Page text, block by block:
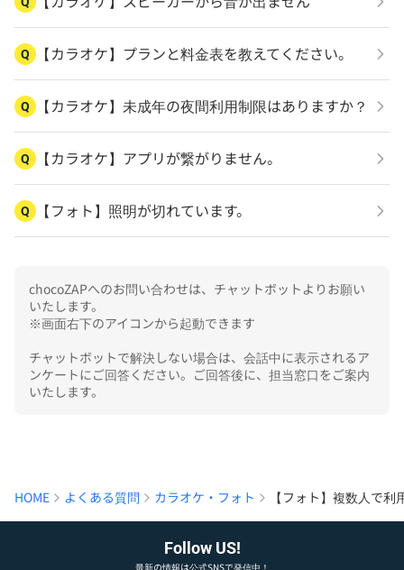
Q 【カラオケ】プランと料金表を教えてください。
Q 【カラオケ】未成年の夜間利用制限はありますか？
Q 【カラオケ】アプリが繋がりません。
Q 【フォト】照明が切れています。
chocoZAPへのお問い合わせは、チャットボットよりお願い
いたします。
※画面右下のアイコンから起動できます
チャットボットで解決しない場合は、会話中に表示されるア
ンケートにご回答ください。ご回答後に、担当窓口をご案内
いたします。
HOME よくある質問 カラオケ・フォト 【フォト】複数人で
Follow US!
最新の情報は公式SNSで発信中！